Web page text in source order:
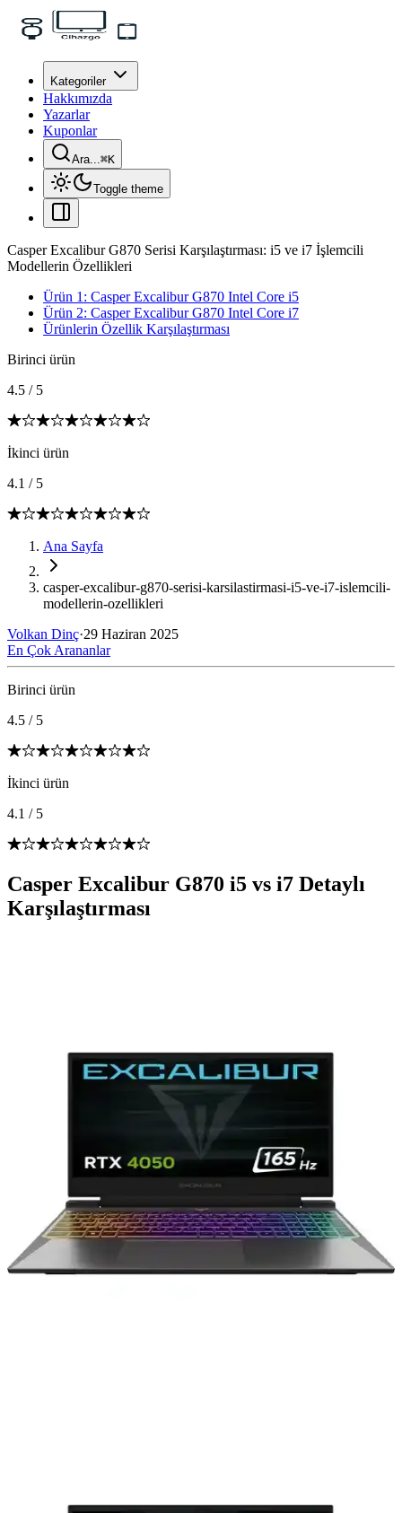
Kategoriler
Hakkımızda
Yazarlar
Kuponlar
Ara...⌘K
Toggle theme
Casper Excalibur G870 Serisi Karşılaştırması: i5 ve i7 İşlemcili
Modellerin Özellikleri
Ürün 1: Casper Excalibur G870 Intel Core i5
Ürün 2: Casper Excalibur G870 Intel Core i7
Ürünlerin Özellik Karşılaştırması
Birinci ürün
4.5 / 5
İkinci ürün
4.1 / 5
Ana Sayfa
casper-excalibur-g870-serisi-karsilastirmasi-i5-ve-i7-islemcili-
modellerin-ozellikleri
Volkan Dinç·29 Haziran 2025
En Çok Arananlar
Birinci ürün
4.5 / 5
İkinci ürün
4.1 / 5
Casper Excalibur G870 i5 vs i7 Detaylı
Karşılaştırması